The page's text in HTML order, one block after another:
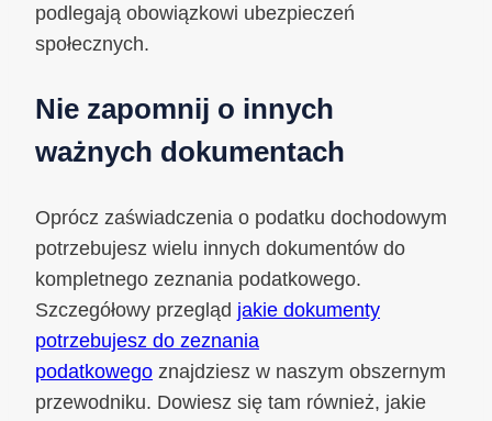
podlegają obowiązkowi ubezpieczeń
społecznych.
Nie zapomnij o innych
ważnych dokumentach
Oprócz zaświadczenia o podatku dochodowym
potrzebujesz wielu innych dokumentów do
kompletnego zeznania podatkowego.
Szczegółowy przegląd jakie dokumenty
potrzebujesz do zeznania
podatkowego znajdziesz w naszym obszernym
przewodniku. Dowiesz się tam również, jakie